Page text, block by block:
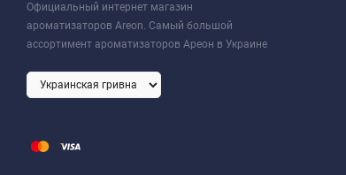
Официальный интернет магазин
ароматизаторов Areon. Самый большой
ассортимент ароматизаторов Ареон в Украине